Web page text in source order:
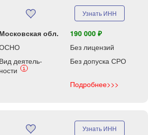
Узнать ИНН
Московская обл.
190 000 ₽
Без лицензий
Вид деятель-
ности
i
Без допуска СРО
Подробнее>>>
Узнать ИНН